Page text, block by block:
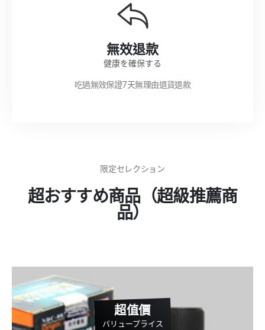
無效退款
健康を確保する
吃過無效保證7天無理由退貨退款
限定セレクション
超おすすめ商品（超級推薦商
品）
超值價
バリュープライス